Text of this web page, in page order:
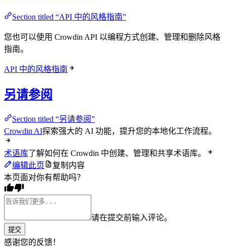
Section titled “API 中的风格指南”
您也可以使用 Crowdin API 以编程方式创建、管理和删除风格
指南。
API 中的风格指南
另请参阅
Section titled “另请参阅”
Crowdin AI探索强大的 AI 功能，提升您的本地化工作流程。
术语库了解如何在 Crowdin 中创建、管理和共享术语库。
编辑此页
复制内容
本页面对你有帮助吗？
请在提交前输入评论。
提交
感谢您的反馈！